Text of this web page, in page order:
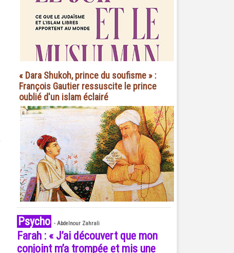
« Dara Shukoh, prince du soufisme » :
François Gautier ressuscite le prince
oublié d'un islam éclairé
Psycho - Abdelnour Zahrali
Farah : « J’ai découvert que mon
conjoint m’a trompée et mis une